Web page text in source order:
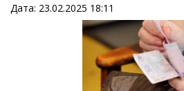
Дата: 23.02.2025 18:11